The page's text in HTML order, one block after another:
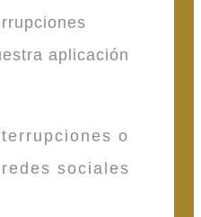
aplicación
o
sociales